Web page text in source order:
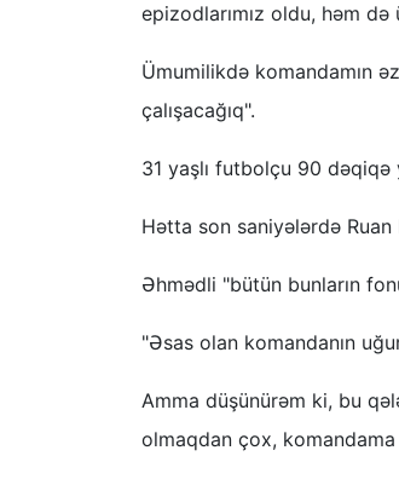
epizodlarımız oldu, həm
Ümumilikdə komandamın
çalışacağıq".
31 yaşlı futbolçu 90 dəqiqə
Hətta son saniyələrdə
Əhmədli "bütün bunların
"Əsas olan komandanın
Amma düşünürəm ki, bu
olmaqdan çox, komandama